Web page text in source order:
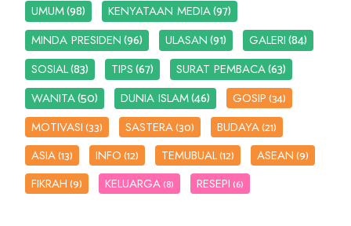
UMUM(98) KENYATAAN MEDIA(97)
MINDA PRESIDEN(96) ULASAN(91) GALERI(84)
SOSIAL(83) TIPS(67) SURAT PEMBACA(63)
WANITA(50) DUNIA ISLAM(46) GOSIP(34)
MOTIVASI(33) SASTERA(30) BUDAYA(21)
ASIA(13) INFO(12) TEMUBUAL(12) ASEAN(9)
FIKRAH(9) KELUARGA (8) RESEPI (6)